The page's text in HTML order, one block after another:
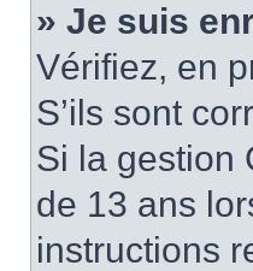
» Je suis
Vérifiez, en
S’ils sont
Si la gestion
de 13 ans
instructions